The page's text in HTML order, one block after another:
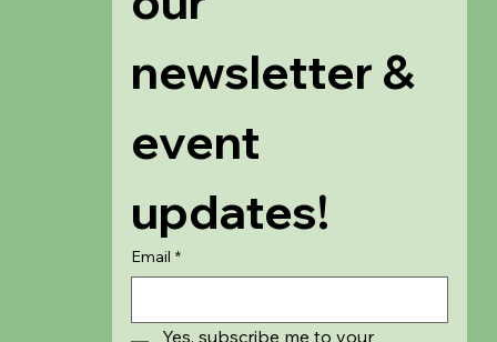
newsletter &
event
updates!
Email *
Yes, subscribe me to your